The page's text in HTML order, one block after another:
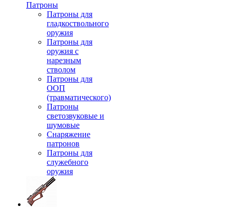
Патроны
Патроны для
гладкоствольного
оружия
Патроны для
оружия с
нарезным
стволом
Патроны для
ООП
(травматического)
Патроны
светозвуковые и
шумовые
Снаряжение
патронов
Патроны для
служебного
оружия